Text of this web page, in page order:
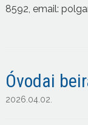
8592, email:
Óvodai
2026.04.02.